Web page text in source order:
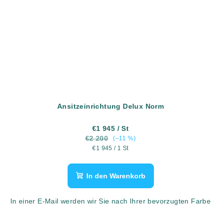
Ansitzeinrichtung Delux Norm
€1 945 / St
€2 200
(–11 %)
Verkaufspreis:
€1 945 / 1 St
In den Warenkorb
In einer E-Mail werden wir Sie nach Ihrer bevorzugten Farbe